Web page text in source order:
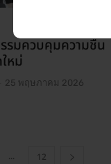
รมควบคุมความชื้น
หม่
25 พฤษภาคม 2026
... 12